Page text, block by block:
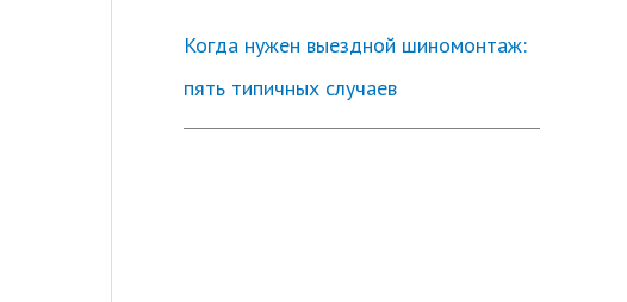
Когда нужен выездной шиномонтаж:
пять типичных случаев